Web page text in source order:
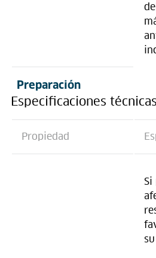
Preparación
Especificaciones técnicas
Propiedad
Si